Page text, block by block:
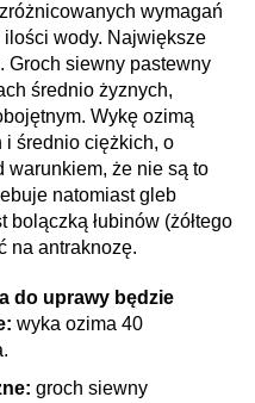
wymagań
wody. Największe
Groch siewny pastewny
średnio żyznych,
Wykę ozimą
i średnio ciężkich, o
warunkiem, że nie są to
natomiast gleb
bolączką łubinów (żółtego
na antraknozę.
do uprawy będzie
wyka ozima 40
groch siewny